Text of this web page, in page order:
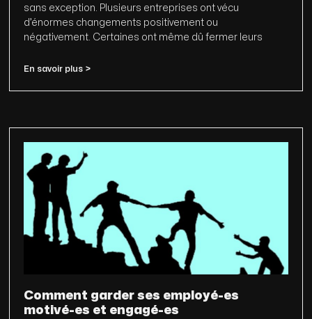
sans exception. Plusieurs entreprises ont vécu
d’énormes changements positivement ou
négativement. Certaines ont même dû fermer leurs
En savoir plus >
Comment garder ses employé-es
motivé-es et engagé-es